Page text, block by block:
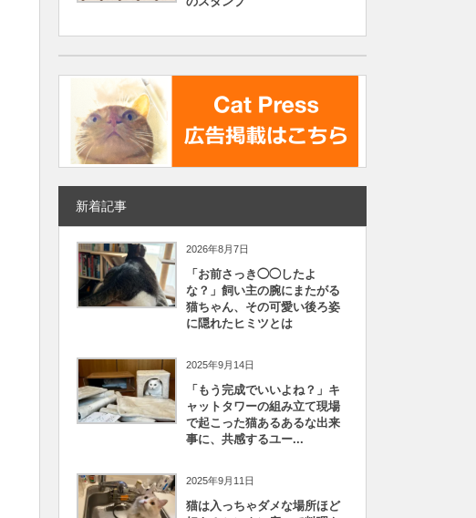
新着記事
2026年8月7日
「お前さっき◯◯したよ
な？」飼い主の腕にまたがる
猫ちゃん、その可愛い後ろ姿
に隠れたヒミツとは
2025年9月14日
「もう完成でいいよね？」キ
ャットタワーの組み立て現場
で起こった猫あるあるな出来
事に、共感するユー...
2025年9月11日
猫は入っちゃダメな場所ほど